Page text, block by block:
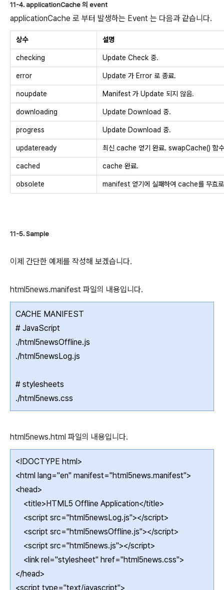
11-4. applicationCache 의 event
applicationCache 로 부터 발생하는 Event 는 다음과 같습니다.
상수 설명
checking Update Check 중.
error Update 가 Error 로 종료.
noupdate Manifest 가 Update 되지 않음.
downloading Update Download 중.
progress Update Download 중.
updateready 최신 cache 얻기 완료. swapCache() 함수
cached cache 완료.
obsolete manifest 얻기에 실패하여 cache를 무효
11-5. Sample
이제 간단한 예제를 작성해 보겠습니다.
html5news.manifest 파일의 내용입니다.
CACHE MANIFEST
# JavaScript
./html5newsOffline.js
./html5newsLog.js
# stylesheets
./html5news.css
html5news.html 파일의 내용입니다.
<!DOCTYPE html>
<html lang="en" manifest="html5news.manifest">
<head>
<title>HTML5 Offline Application</title>
<script src="html5newsLog.js"></script>
<script src="html5newsOffline.js"></script>
<script src="html5news.js"></script>
<link rel="stylesheet" href="html5news.css">
</head>
<script type="text/javascript">